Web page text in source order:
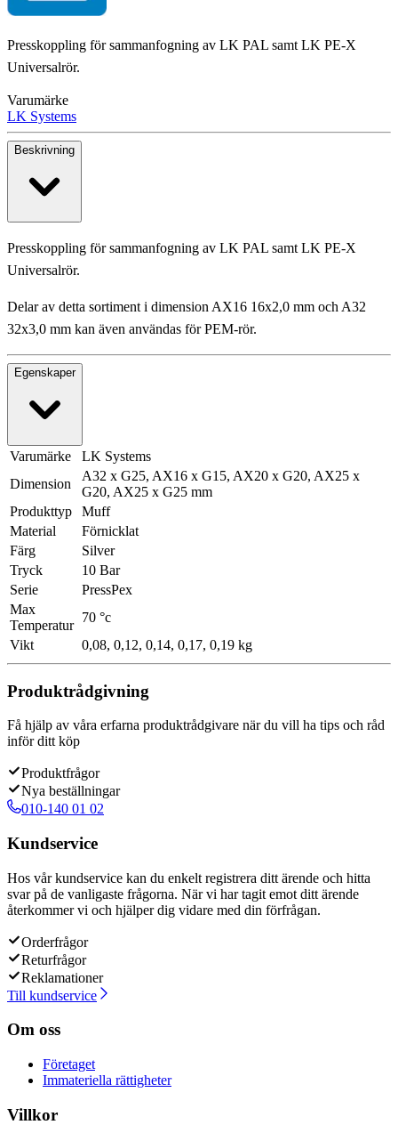
Presskoppling för sammanfogning av LK PAL samt LK PE-X
Universalrör.
Varumärke
LK Systems
Beskrivning
Presskoppling för sammanfogning av LK PAL samt LK PE-X
Universalrör.
Delar av detta sortiment i dimension AX16 16x2,0 mm och A32
32x3,0 mm kan även användas för PEM-rör.
Egenskaper
Varumärke
LK Systems
Dimension
A32 x G25, AX16 x G15, AX20 x G20, AX25 x
G20, AX25 x G25 mm
Produkttyp
Muff
Material
Förnicklat
Färg
Silver
Tryck
10 Bar
Serie
PressPex
Max
Temperatur
70 °c
Vikt
0,08, 0,12, 0,14, 0,17, 0,19 kg
Produktrådgivning
Få hjälp av våra erfarna produktrådgivare när du vill ha tips och råd
inför ditt köp
Produktfrågor
Nya beställningar
010-140 01 02
Kundservice
Hos vår kundservice kan du enkelt registrera ditt ärende och hitta
svar på de vanligaste frågorna. När vi har tagit emot ditt ärende
återkommer vi och hjälper dig vidare med din förfrågan.
Orderfrågor
Returfrågor
Reklamationer
Till kundservice
Om oss
Företaget
Immateriella rättigheter
Villkor